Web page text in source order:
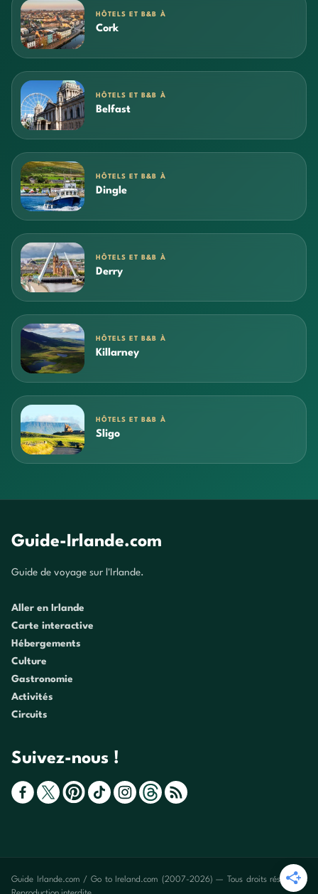
HÔTELS ET B&B À
Cork
HÔTELS ET B&B À
Belfast
HÔTELS ET B&B À
Dingle
HÔTELS ET B&B À
Derry
HÔTELS ET B&B À
Killarney
HÔTELS ET B&B À
Sligo
Guide-Irlande.com
Guide de voyage sur l'Irlande.
Aller en Irlande
Carte interactive
Hébergements
Culture
Gastronomie
Activités
Circuits
Suivez-nous !
Guide Irlande.com / Go to Ireland.com (2007-2026) — Tous droits réservés -